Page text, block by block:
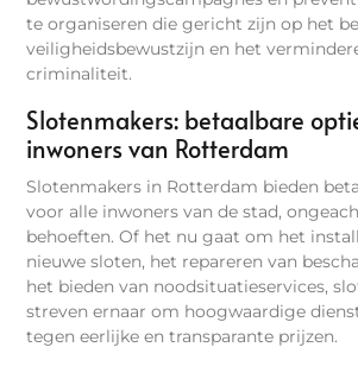
te organiseren die gericht zijn op het
veiligheidsbewustzijn en het
criminaliteit.
Slotenmakers: betaalbare
inwoners van Rotterdam
Slotenmakers in Rotterdam bieden
voor alle inwoners van de stad,
behoeften. Of het nu gaat om het
nieuwe sloten, het repareren van
het bieden van noodsituatieservices,
streven ernaar om hoogwaardige
tegen eerlijke en transparante prijzen.